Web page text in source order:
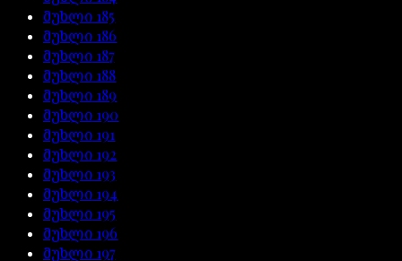
მუხლი 185
მუხლი 186
მუხლი 187
მუხლი 188
მუხლი 189
მუხლი 190
მუხლი 191
მუხლი 192
მუხლი 193
მუხლი 194
მუხლი 195
მუხლი 196
მუხლი 197